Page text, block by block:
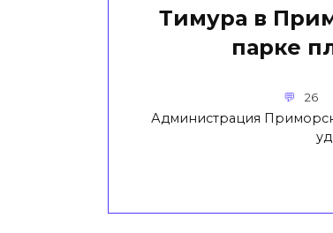
Тимура в
парке
26
Администрация